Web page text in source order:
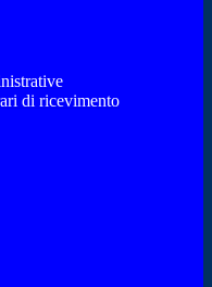
di ricevimento